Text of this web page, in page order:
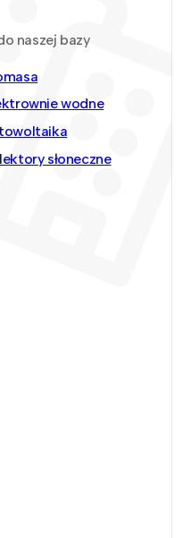
naszej bazy
wodne
słoneczne